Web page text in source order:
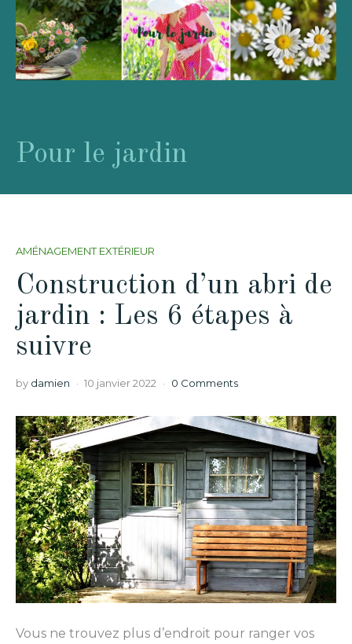
Pour le jardin
AMÉNAGEMENT EXTÉRIEUR
Construction d’un abri de
jardin : Les 6 étapes à
suivre
by damien 10 janvier 2022 0 Comments
Vous ne trouvez plus d’endroit pour ranger vos